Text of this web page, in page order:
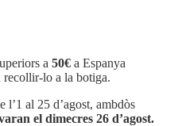
a 50€ a Espanya
recollir-lo a la botiga.
l’1 al 25 d’agost, ambdòs
el dimecres 26 d’agost.